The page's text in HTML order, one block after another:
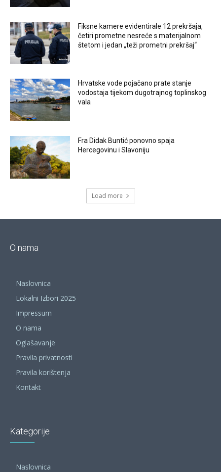
Fiksne kamere evidentirale 12 prekršaja,
četiri prometne nesreće s materijalnom
štetom i jedan „teži prometni prekršaj“
Hrvatske vode pojačano prate stanje
vodostaja tijekom dugotrajnog toplinskog
vala
Fra Didak Buntić ponovno spaja
Hercegovinu i Slavoniju
Load more
O nama
Naslovnica
Lokalni Izbori 2025
Impressum
O nama
Oglašavanje
Pravila privatnosti
Pravila korištenja
Kontakt
Kategorije
Naslovnica